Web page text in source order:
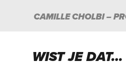
CAMILLE CHOLBI –
WIST JE DAT…